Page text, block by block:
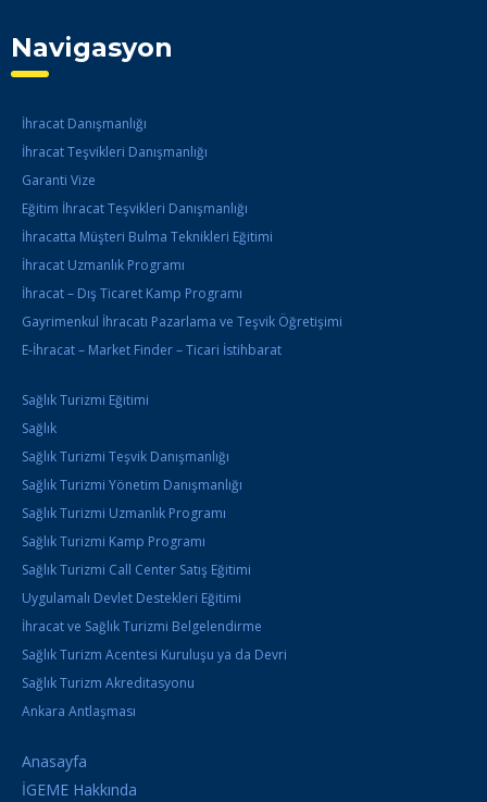
Navigasyon
İhracat Danışmanlığı
İhracat Teşvikleri Danışmanlığı
Garanti Vize
Eğitim İhracat Teşvikleri Danışmanlığı
İhracatta Müşteri Bulma Teknikleri Eğitimi
İhracat Uzmanlık Programı
İhracat – Dış Ticaret Kamp Programı
Gayrimenkul İhracatı Pazarlama ve Teşvik Öğretişimi
E-İhracat – Market Finder – Ticari İstihbarat
Sağlık Turizmi Eğitimi
Sağlık
Sağlık Turizmi Teşvik Danışmanlığı
Sağlık Turizmi Yönetim Danışmanlığı
Sağlık Turizmi Uzmanlık Programı
Sağlık Turizmi Kamp Programı
Sağlık Turizmi Call Center Satış Eğitimi
Uygulamalı Devlet Destekleri Eğitimi
İhracat ve Sağlık Turizmi Belgelendirme
Sağlık Turizm Acentesi Kuruluşu ya da Devri
Sağlık Turizm Akreditasyonu
Ankara Antlaşması
Anasayfa
İGEME Hakkında